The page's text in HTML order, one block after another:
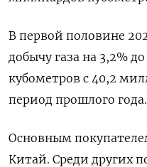
В первой половине
добычу газа на 3,2%
кубометров с 40,2
период прошлого года.
Основным
Китай. Среди других